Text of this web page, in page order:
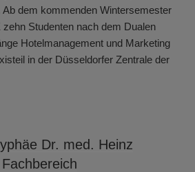
dem kommenden Wintersemester
Studenten nach dem Dualen
Hotelmanagement und Marketing
in der Düsseldorfer Zentrale der
Dr. med. Heinz